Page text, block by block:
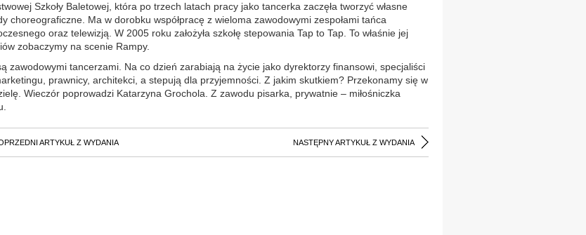
Szkoły Baletowej, która po trzech latach pracy jako tancerka zaczęła tworzyć własne
choreograficzne. Ma w dorobku współpracę z wieloma zawodowymi zespołami tańca
oraz telewizją. W 2005 roku założyła szkołę stepowania Tap to Tap. To właśnie jej
zobaczymy na scenie Rampy.
zawodowymi tancerzami. Na co dzień zarabiają na życie jako dyrektorzy finansowi, specjaliści
prawnicy, architekci, a stepują dla przyjemności. Z jakim skutkiem? Przekonamy się w
Wieczór poprowadzi Katarzyna Grochola. Z zawodu pisarka, prywatnie – miłośniczka
ARTYKUŁ Z WYDANIA NASTĘPNY ARTYKUŁ Z WYDANIA